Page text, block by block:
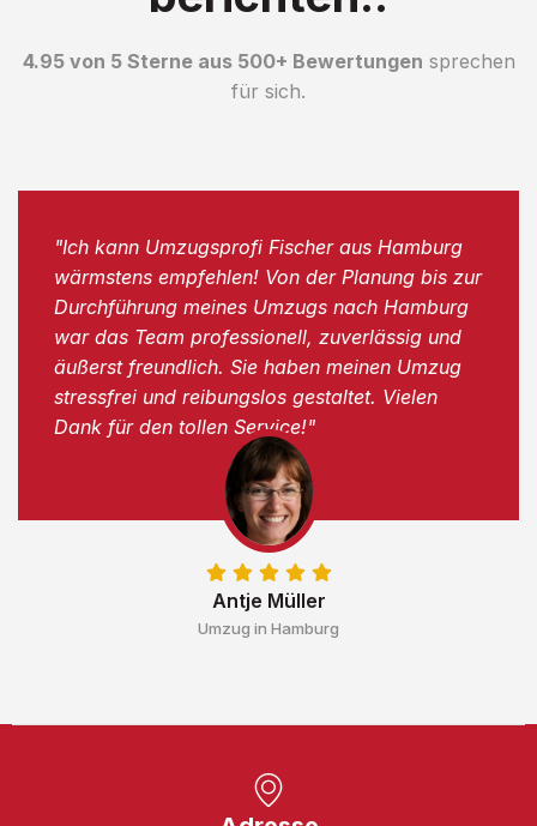
4.95 von 5 Sterne aus 500+ Bewertungen sprechen
für sich.
Antje Müller
Umzug in Hamburg
"Ich kann Umzugsprofi Fischer aus Hamburg
wärmstens empfehlen! Von der Planung bis zur
Durchführung meines Umzugs nach Hamburg
war das Team professionell, zuverlässig und
äußerst freundlich. Sie haben meinen Umzug
stressfrei und reibungslos gestaltet. Vielen
Dank für den tollen Service!"